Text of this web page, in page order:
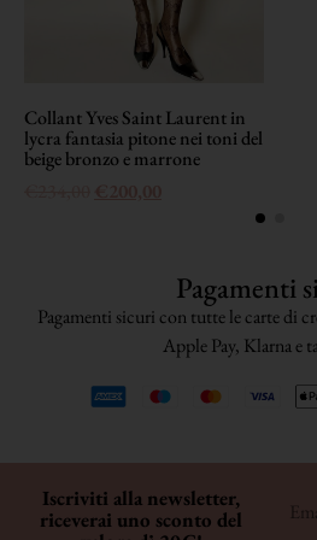
Collant Yves Saint Laurent in
lycra fantasia pitone nei toni del
beige bronzo e marrone
Pagamenti
Pagamenti sicuri con tutte le carte di
Apple Pay, Klarna e
Iscriviti alla newsletter,
riceverai uno sconto del